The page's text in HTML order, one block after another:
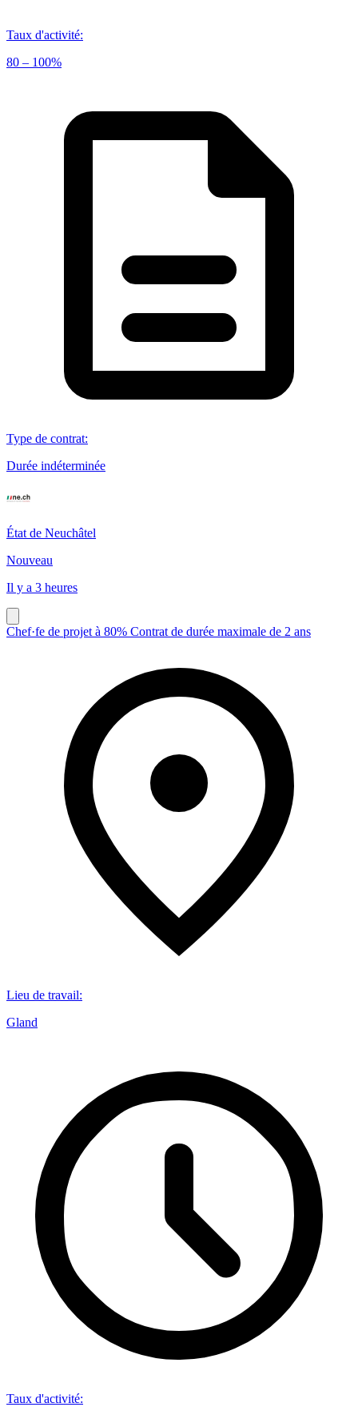
Taux d'activité:
80 – 100%
Type de contrat:
Durée indéterminée
État de Neuchâtel
Nouveau
Il y a 3 heures
Chef·fe de projet à 80% Contrat de durée maximale de 2 ans
Lieu de travail:
Gland
Taux d'activité: